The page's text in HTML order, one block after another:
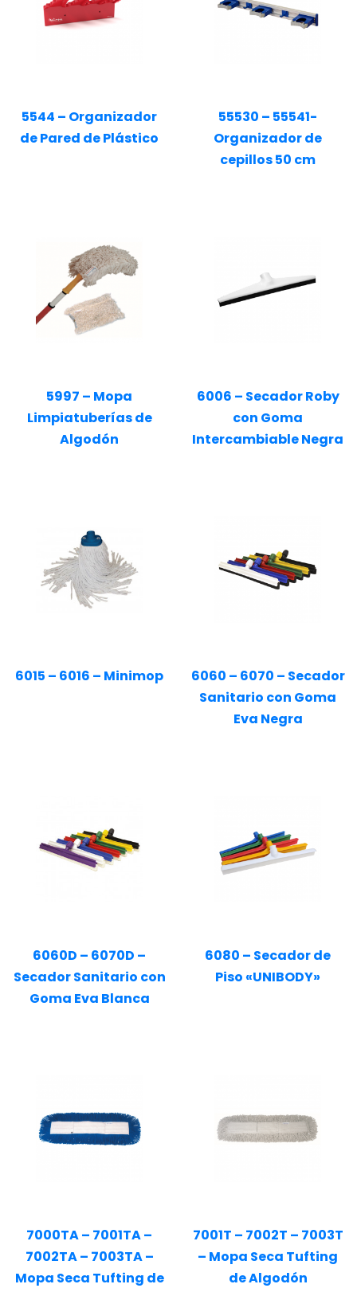
5544 – Organizador
de Pared de Plástico
55530 – 55541-
Organizador de
cepillos 50 cm
5997 – Mopa
Limpiatuberías de
Algodón
6006 – Secador Roby
con Goma
Intercambiable Negra
6015 – 6016 – Minimop
6060 – 6070 – Secador
Sanitario con Goma
Eva Negra
6060D – 6070D –
Secador Sanitario con
Goma Eva Blanca
6080 – Secador de
Piso «UNIBODY»
7000TA – 7001TA –
7002TA – 7003TA –
Mopa Seca Tufting de
7001T – 7002T – 7003T
– Mopa Seca Tufting
de Algodón